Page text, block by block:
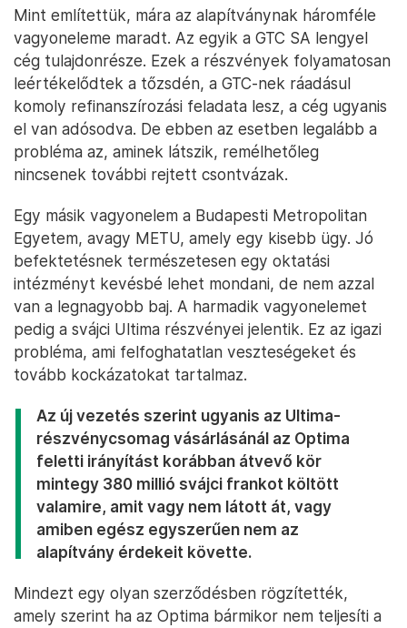
Mint említettük, mára az alapítványnak háromféle
vagyoneleme maradt. Az egyik a GTC SA lengyel
cég tulajdonrésze. Ezek a részvények folyamatosan
leértékelődtek a tőzsdén, a GTC-nek ráadásul
komoly refinanszírozási feladata lesz, a cég ugyanis
el van adósodva. De ebben az esetben legalább a
probléma az, aminek látszik, remélhetőleg
nincsenek további rejtett csontvázak.
Egy másik vagyonelem a Budapesti Metropolitan
Egyetem, avagy METU, amely egy kisebb ügy. Jó
befektetésnek természetesen egy oktatási
intézményt kevésbé lehet mondani, de nem azzal
van a legnagyobb baj. A harmadik vagyonelemet
pedig a svájci Ultima részvényei jelentik. Ez az igazi
probléma, ami felfoghatatlan veszteségeket és
tovább kockázatokat tartalmaz.
Az új vezetés szerint ugyanis az Ultima-
részvénycsomag vásárlásánál az Optima
feletti irányítást korábban átvevő kör
mintegy 380 millió svájci frankot költött
valamire, amit vagy nem látott át, vagy
amiben egész egyszerűen nem az
alapítvány érdekeit követte.
Mindezt egy olyan szerződésben rögzítették,
amely szerint ha az Optima bármikor nem teljesíti a